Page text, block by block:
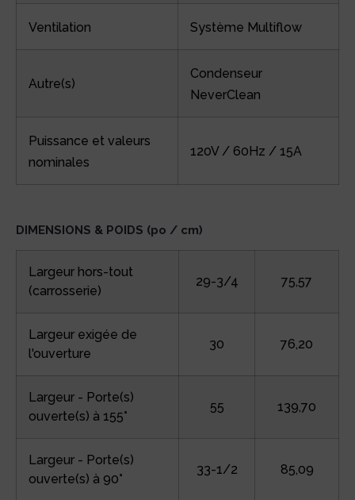
Ventilation Système Multiflow
Autre(s)
Condenseur
NeverClean
Puissance et valeurs
nominales
120V / 60Hz / 15A
DIMENSIONS & POIDS (po / cm)
Largeur hors-tout
(carrosserie)
29-3/4 75,57
Largeur exigée de
l'ouverture
30 76,20
Largeur - Porte(s)
ouverte(s) à 155°
55 139,70
Largeur - Porte(s)
ouverte(s) à 90°
33-1/2 85,09